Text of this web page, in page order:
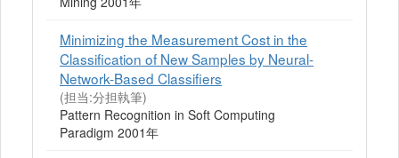
Minimizing the Measurement Cost in the
Classification of New Samples by Neural-
Network-Based Classifiers
(担当:分担執筆)
Pattern Recognition in Soft Computing
Paradigm 2001年